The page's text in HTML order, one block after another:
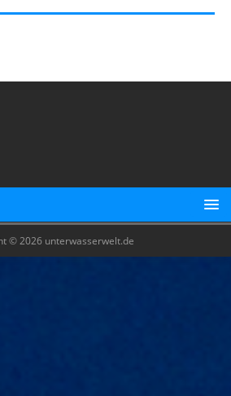
© 2026 unterwasserwelt.de